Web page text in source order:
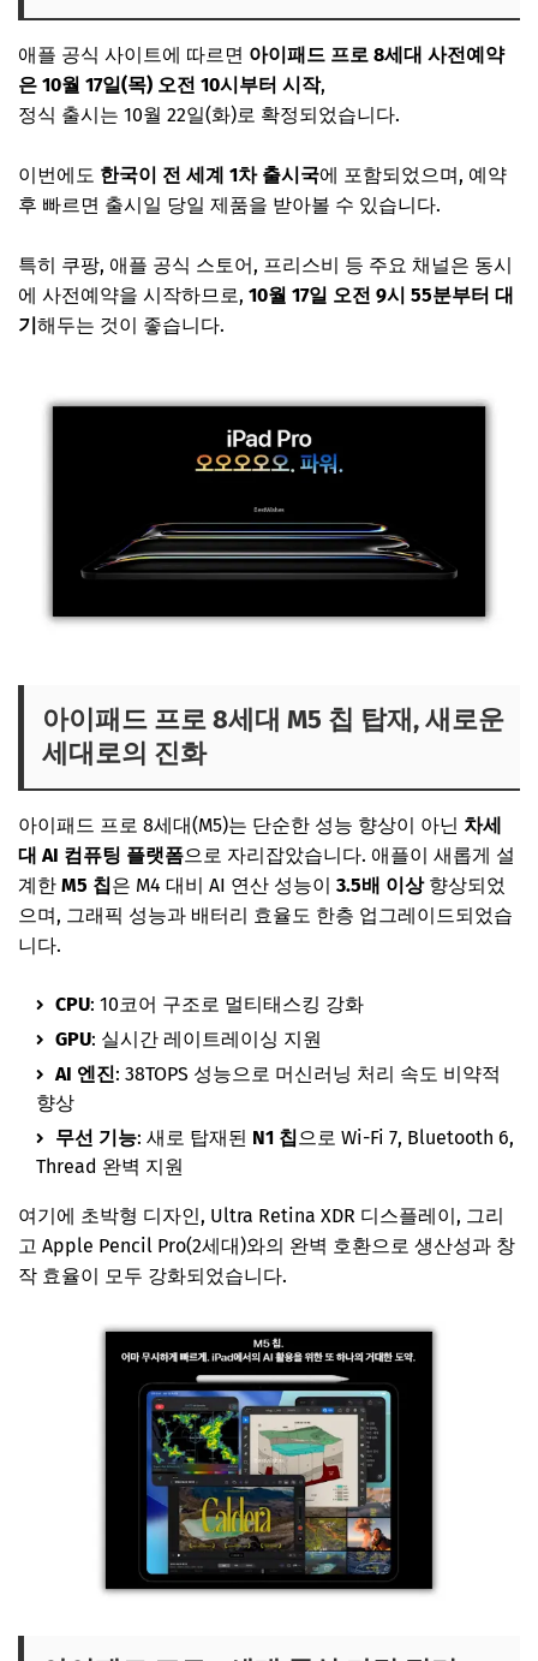
애플 공식 사이트에 따르면 아이패드 프로 8세대 사전예약
은 10월 17일(목) 오전 10시부터 시작,
정식 출시는 10월 22일(화)로 확정되었습니다.
이번에도 한국이 전 세계 1차 출시국에 포함되었으며, 예약
후 빠르면 출시일 당일 제품을 받아볼 수 있습니다.
특히 쿠팡, 애플 공식 스토어, 프리스비 등 주요 채널은 동시
에 사전예약을 시작하므로, 10월 17일 오전 9시 55분부터 대
기해두는 것이 좋습니다.
아이패드 프로 8세대 M5 칩 탑재, 새로운
세대로의 진화
아이패드 프로 8세대(M5)는 단순한 성능 향상이 아닌 차세
대 AI 컴퓨팅 플랫폼으로 자리잡았습니다. 애플이 새롭게 설
계한 M5 칩은 M4 대비 AI 연산 성능이 3.5배 이상향상되었
으며, 그래픽 성능과 배터리 효율도 한층 업그레이드되었습
니다.
CPU: 10코어 구조로 멀티태스킹 강화
GPU: 실시간 레이트레이싱 지원
AI 엔진: 38TOPS 성능으로 머신러닝 처리 속도 비약적
향상
무선 기능: 새로 탑재된 N1 칩으로 Wi-Fi 7, Bluetooth 6,
Thread 완벽 지원
여기에 초박형 디자인, Ultra Retina XDR 디스플레이, 그리
고 Apple Pencil Pro(2세대)와의 완벽 호환으로 생산성과 창
작 효율이 모두 강화되었습니다.